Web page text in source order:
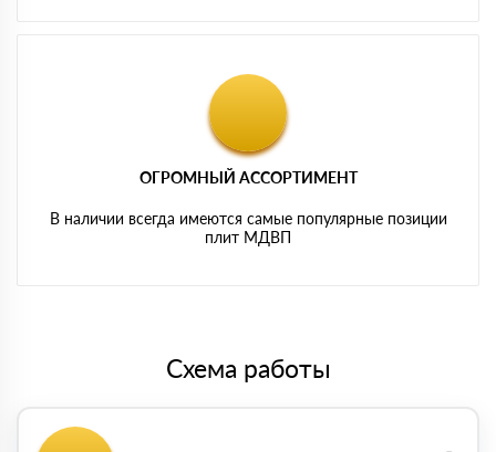
ОГРОМНЫЙ АССОРТИМЕНТ
В наличии всегда имеются самые популярные позиции
плит МДВП
Схема работы